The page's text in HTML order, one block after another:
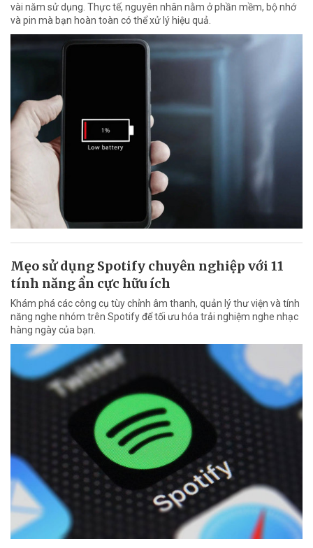
vài năm sử dụng. Thực tế, nguyên nhân nằm ở phần mềm, bộ nhớ
và pin mà bạn hoàn toàn có thể xử lý hiệu quả.
Mẹo sử dụng Spotify chuyên nghiệp với 11
tính năng ẩn cực hữu ích
Khám phá các công cụ tùy chỉnh âm thanh, quản lý thư viện và tính
năng nghe nhóm trên Spotify để tối ưu hóa trải nghiệm nghe nhạc
hàng ngày của bạn.